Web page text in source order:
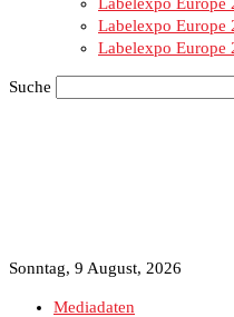
Labelexpo Europe
Labelexpo Europe
Suche
Sonntag, 9 August, 2026
Mediadaten